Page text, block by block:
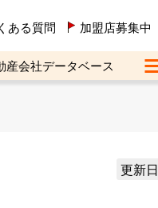
ある質問 加盟店募集中
産会社データベース
更新日